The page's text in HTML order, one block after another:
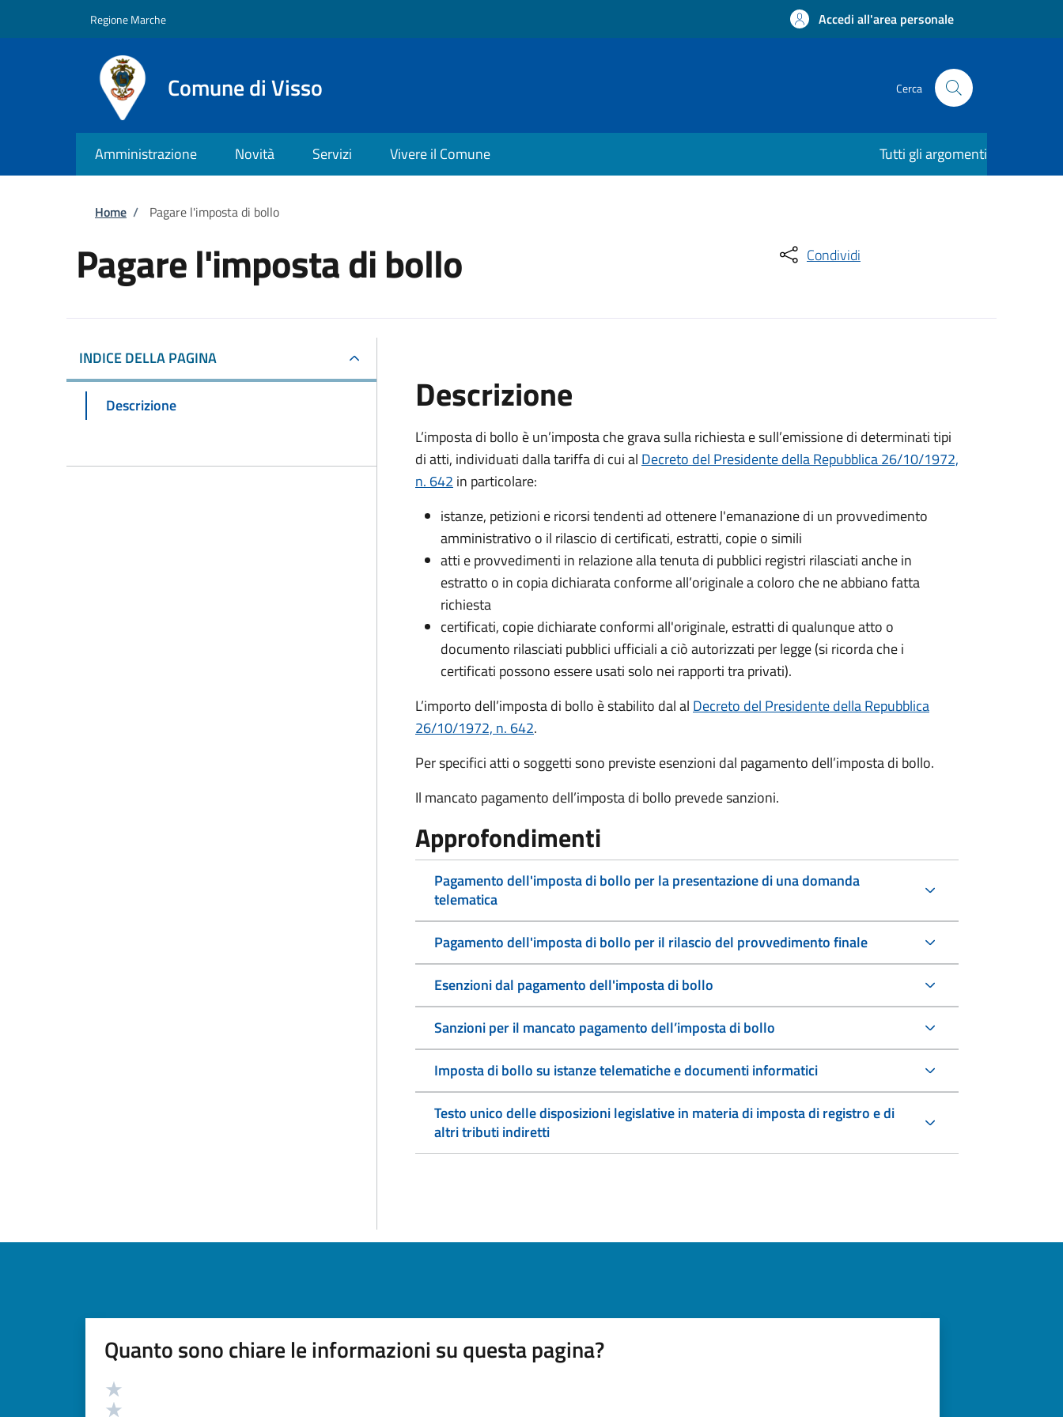
Regione Marche Accedi all'area personale
Comune di Visso Cerca
Amministrazione Novità Servizi Vivere il Comune Tutti gli argomenti
Briciole di pane
Home / Pagare l'imposta di bollo
Pagare l'imposta di bollo Condividi
INDICE DELLA PAGINA
Descrizione Descrizione
L’imposta di bollo è un’imposta che grava sulla richiesta e sull’emissione di determinati tipi
di atti, individuati dalla tariffa di cui al Decreto del Presidente della Repubblica 26/10/1972,
n. 642 in particolare:
istanze, petizioni e ricorsi tendenti ad ottenere l'emanazione di un provvedimento
amministrativo o il rilascio di certificati, estratti, copie o simili
atti e provvedimenti in relazione alla tenuta di pubblici registri rilasciati anche in
estratto o in copia dichiarata conforme all’originale a coloro che ne abbiano fatta
richiesta
certificati, copie dichiarate conformi all'originale, estratti di qualunque atto o
documento rilasciati pubblici ufficiali a ciò autorizzati per legge (si ricorda che i
certificati possono essere usati solo nei rapporti tra privati).
L’importo dell’imposta di bollo è stabilito dal al Decreto del Presidente della Repubblica
26/10/1972, n. 642.
Per specifici atti o soggetti sono previste esenzioni dal pagamento dell’imposta di bollo.
Il mancato pagamento dell’imposta di bollo prevede sanzioni.
Approfondimenti
Pagamento dell'imposta di bollo per la presentazione di una domanda
telematica
Pagamento dell'imposta di bollo per il rilascio del provvedimento finale
Esenzioni dal pagamento dell'imposta di bollo
Sanzioni per il mancato pagamento dell’imposta di bollo
Imposta di bollo su istanze telematiche e documenti informatici
Testo unico delle disposizioni legislative in materia di imposta di registro e di
altri tributi indiretti
Quanto sono chiare le informazioni su questa pagina?
Valutazione